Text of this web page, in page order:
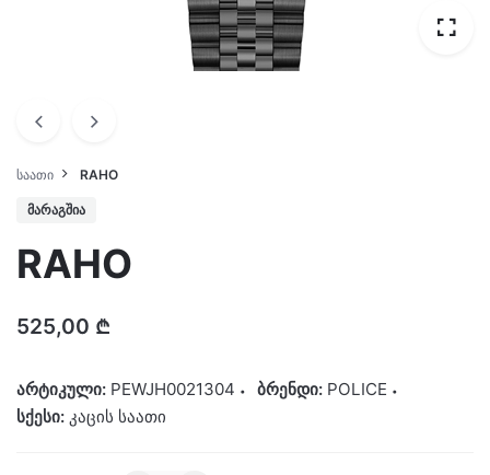
ᲡᲐᲐᲗᲘ RAHO
ᲛᲐᲠᲐᲒᲨᲘᲐ
RAHO
525,00 ₾
არტიკული: PEWJH0021304 ბრენდი: POLICE
სქესი: კაცის საათი